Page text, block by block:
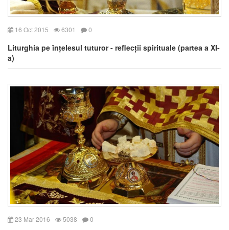
16 Oct 2015 6301 0
Liturghia pe înțelesul tuturor - reflecții spirituale (partea a XI-
a)
23 Mar 2016 5038 0